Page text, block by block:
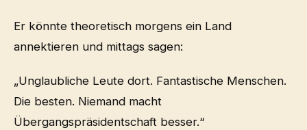
Er könnte theoretisch morgens ein Land
annektieren und mittags sagen:
„Unglaubliche Leute dort. Fantastische Menschen.
Die besten. Niemand macht
Übergangspräsidentschaft besser.“